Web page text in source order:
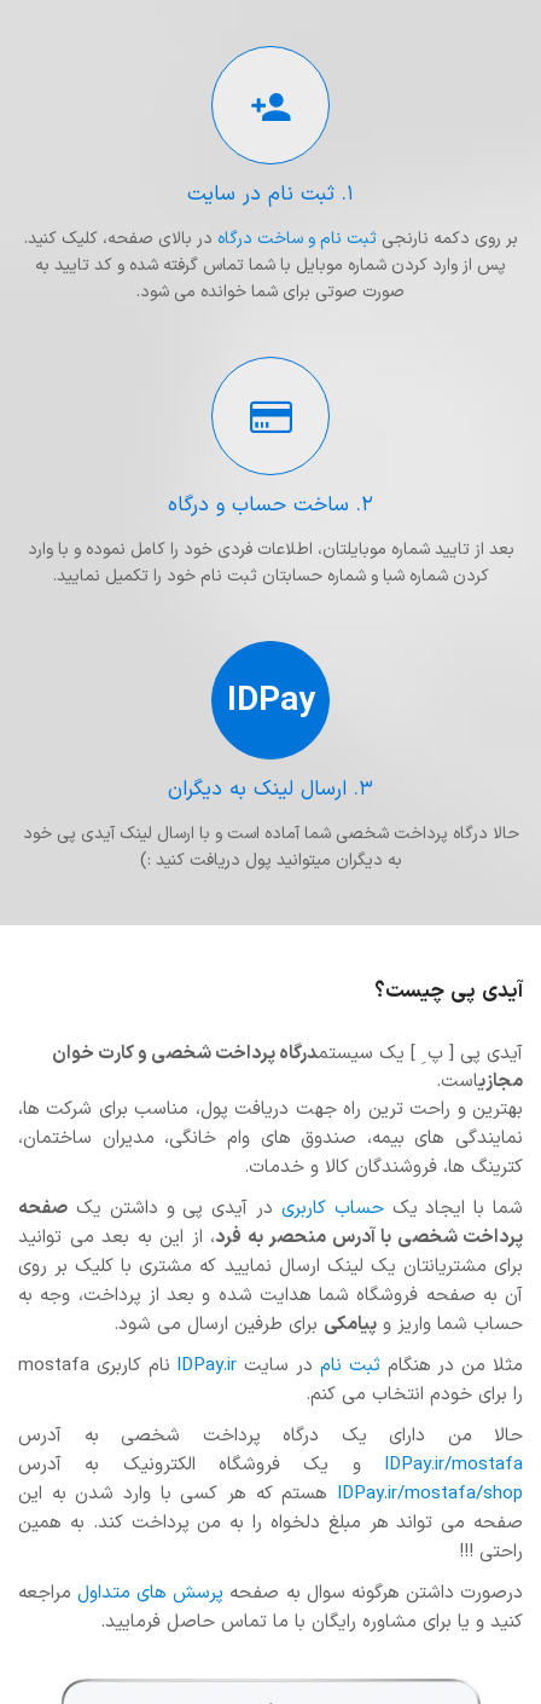
۱. ثبت نام در سایت
بر روی دکمه نارنجیثبت نام و ساخت درگاه در بالای صفحه، کلیک کنید.
پس از وارد کردن شماره موبایل با شما تماس گرفته شده و کد تایید به
صورت صوتی برای شما خوانده می شود.
۲. ساخت حساب و درگاه
بعد از تایید شماره موبایلتان، اطلاعات فردی خود را کامل نموده و با وارد
کردن شماره شبا و شماره حسابتان ثبت نام خود را تکمیل نمایید.
IDPay
۳. ارسال لینک به دیگران
حالا درگاه پرداخت شخصی شما آماده است و با ارسال لینک آیدی پی خود
به دیگران میتوانید پول دریافت کنید :)
آیدی پی چیست؟
آیدی پی [ پ ِ ] یک سیستمدرگاه پرداخت شخصی و کارت خوان
مجازیاست.
بهترین و راحت ترین راه جهت دریافت پول، مناسب برای شرکت ها،
نمایندگی های بیمه، صندوق های وام خانگی، مدیران ساختمان،
کترینگ ها، فروشندگان کالا و خدمات.
شما با ایجاد یکحساب کاربری در آیدی پی و داشتن یک صفحه
پرداخت شخصی با آدرس منحصر به فرد، از این به بعد می توانید
برای مشتریانتان یک لینک ارسال نمایید که مشتری با کلیک بر روی
آن به صفحه فروشگاه شما هدایت شده و بعد از پرداخت، وجه به
حساب شما واریز و پیامکی برای طرفین ارسال می شود.
مثلا من در هنگامثبت نام در سایت IDPay.ir
نام کاربری mostafa
را برای خودم انتخاب می کنم.
حالا من دارای یک درگاه پرداخت شخصی به آدرس
IDPay.ir/mostafa و یک فروشگاه الکترونیک به آدرس
IDPay.ir/mostafa/shop هستم که هر کسی با وارد شدن به این
صفحه می تواند هر مبلغ دلخواه را به من پرداخت کند. به همین
راحتی !!!
درصورت داشتن هرگونه سوال به صفحه پرسش های متداولمراجعه
کنید و یا برای مشاوره رایگان با ما تماس حاصل فرمایید.